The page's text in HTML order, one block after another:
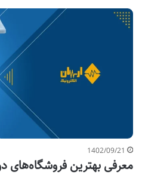
1402/09/21
معرفی بهترین فروشگاه‌های